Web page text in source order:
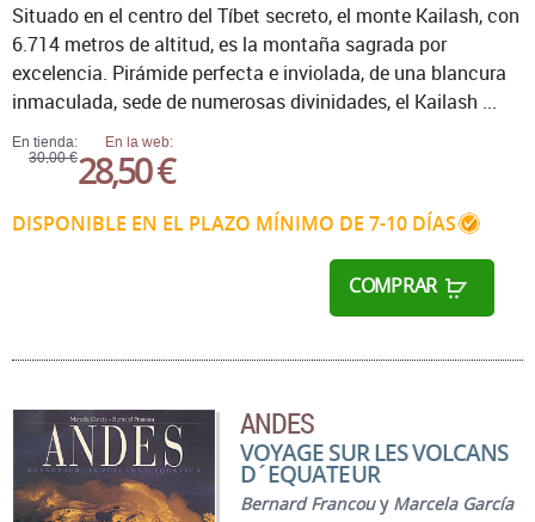
En tienda:
30,00 €
En la web:
28,50 €
DISPONIBLE EN EL PLAZO MÍNIMO DE 7-10 DÍAS
COMPRAR
Situado en el centro del Tíbet secreto, el monte Kailash, con
6.714 metros de altitud, es la montaña sagrada por
excelencia. Pirámide perfecta e inviolada, de una blancura
inmaculada, sede de numerosas divinidades, el Kailash ...
ANDES
VOYAGE SUR LES VOLCANS
D´EQUATEUR
Bernard Francouy Marcela García